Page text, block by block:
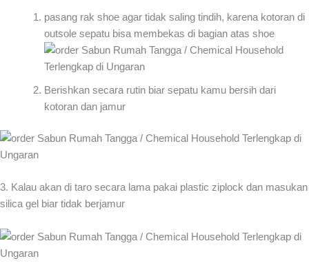
pasang rak shoe agar tidak saling tindih, karena kotoran di
outsole sepatu bisa membekas di bagian atas shoe
Berishkan secara rutin biar sepatu kamu bersih dari
kotoran dan jamur
3. Kalau akan di taro secara lama pakai plastic ziplock dan masukan
silica gel biar tidak berjamur